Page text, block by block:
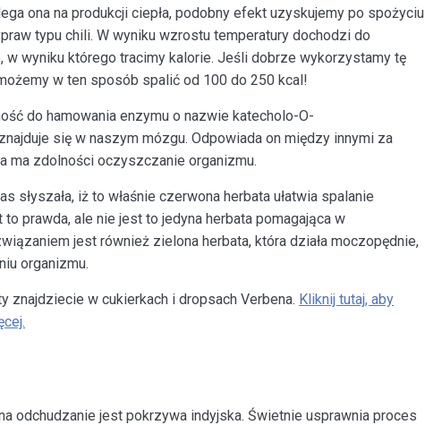
ona na produkcji ciepła, podobny efekt uzyskujemy po spożyciu
typu chili. W wyniku wzrostu temperatury dochodzi do
w wyniku którego tracimy kalorie. Jeśli dobrze wykorzystamy tę
w ten sposób spalić od 100 do 250 kcal!
do hamowania enzymu o nazwie katecholo-O-
się w naszym mózgu. Odpowiada on między innymi za
ma zdolności oczyszczanie organizmu.
słyszała, iż to właśnie czerwona herbata ułatwia spalanie
prawda, ale nie jest to jedyna herbata pomagająca w
jest również zielona herbata, która działa moczopędnie,
organizmu.
znajdziecie w cukierkach i dropsach Verbena. Kliknij tutaj, aby
odchudzanie jest pokrzywa indyjska. Świetnie usprawnia proces